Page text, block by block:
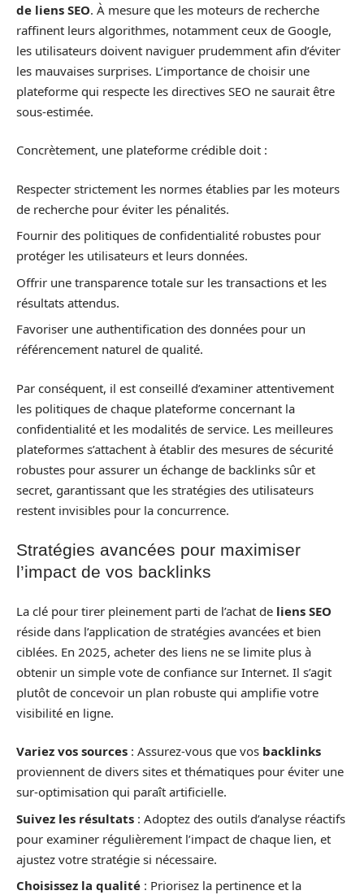
de liens SEO. À mesure que les moteurs de recherche
raffinent leurs algorithmes, notamment ceux de Google,
les utilisateurs doivent naviguer prudemment afin d’éviter
les mauvaises surprises. L’importance de choisir une
plateforme qui respecte les directives SEO ne saurait être
sous-estimée.
Concrètement, une plateforme crédible doit :
Respecter strictement les normes établies par les moteurs
de recherche pour éviter les pénalités.
Fournir des politiques de confidentialité robustes pour
protéger les utilisateurs et leurs données.
Offrir une transparence totale sur les transactions et les
résultats attendus.
Favoriser une authentification des données pour un
référencement naturel de qualité.
Par conséquent, il est conseillé d’examiner attentivement
les politiques de chaque plateforme concernant la
confidentialité et les modalités de service. Les meilleures
plateformes s’attachent à établir des mesures de sécurité
robustes pour assurer un échange de backlinks sûr et
secret, garantissant que les stratégies des utilisateurs
restent invisibles pour la concurrence.
Stratégies avancées pour maximiser
l’impact de vos backlinks
La clé pour tirer pleinement parti de l’achat de liens SEO
réside dans l’application de stratégies avancées et bien
ciblées. En 2025, acheter des liens ne se limite plus à
obtenir un simple vote de confiance sur Internet. Il s’agit
plutôt de concevoir un plan robuste qui amplifie votre
visibilité en ligne.
Variez vos sources : Assurez-vous que vos backlinks
proviennent de divers sites et thématiques pour éviter une
sur-optimisation qui paraît artificielle.
Suivez les résultats : Adoptez des outils d’analyse réactifs
pour examiner régulièrement l’impact de chaque lien, et
ajustez votre stratégie si nécessaire.
Choisissez la qualité : Priorisez la pertinence et la